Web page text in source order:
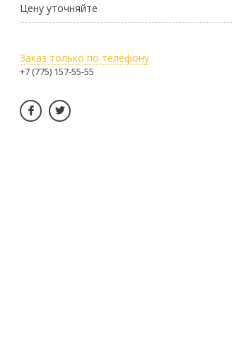
Цену уточняйте
Заказ только по телефону
+7 (775) 157-55-55